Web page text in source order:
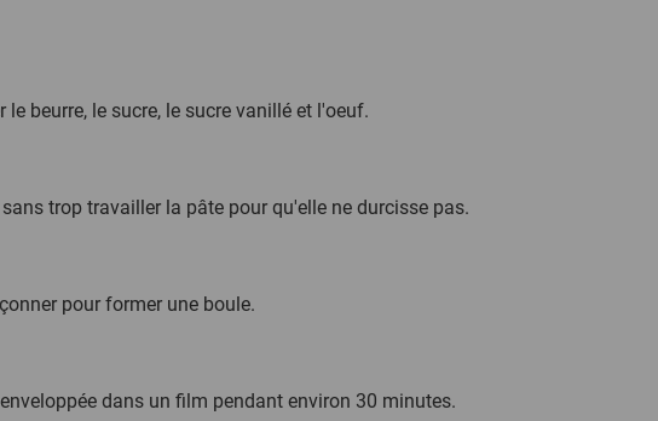
beurre, le sucre, le sucre vanillé et l'oeuf.
trop travailler la pâte pour qu'elle ne durcisse pas.
pour former une boule.
dans un film pendant environ 30 minutes.